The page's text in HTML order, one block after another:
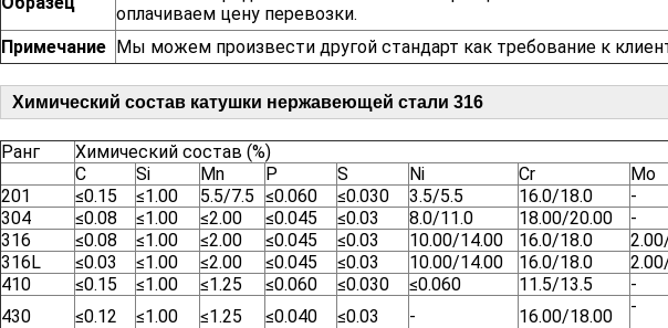
оплачиваем цену перевозки.
Примечание Мы можем произвести другой стандарт как требование к
Химический состав катушки нержавеющей стали 316
Ранг
Химический состав (%)
C
Si Mn P S Ni Cr
Mo
201
≤0.15 ≤1.00 5.5/7.5 ≤0.060 ≤0.030 3.5/5.5 16.0/18.0
-
304
≤0.08 ≤1.00 ≤2.00 ≤0.045 ≤0.03 8.0/11.0 18.00/20.00
-
316
≤0.08 ≤1.00 ≤2.00 ≤0.045 ≤0.03 10.00/14.00 16.0/18.0
316L
≤0.03 ≤1.00 ≤2.00 ≤0.045 ≤0.03 10.00/14.00 16.0/18.0
410
≤0.15 ≤1.00 ≤1.25 ≤0.060 ≤0.030 ≤0.060 11.5/13.5
-
430
≤0.12 ≤1.00 ≤1.25 ≤0.040 ≤0.03 - 16.00/18.00 -